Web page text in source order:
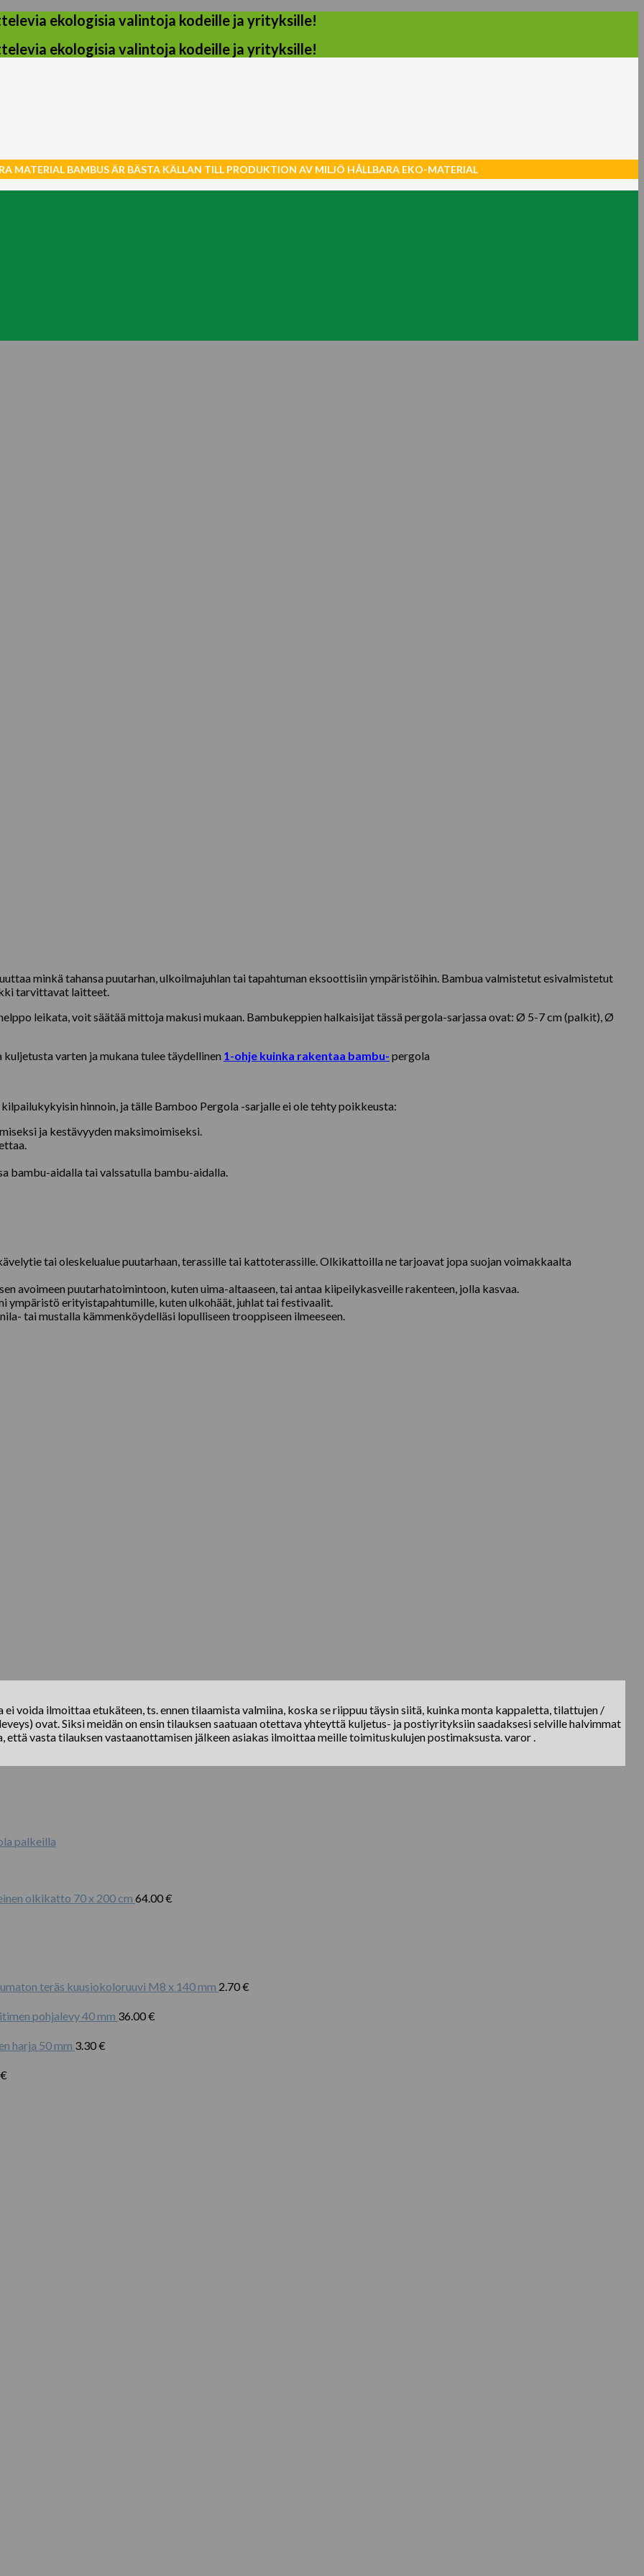
ekologisia valintoja kodeille ja yrityksille!
ekologisia valintoja kodeille ja yrityksille!
MATERIAL BAMBUS ÄR BÄSTA KÄLLAN TILL PRODUKTION AV MILJÖ HÅLLBARA EKO-MATERIAL
minkä tahansa puutarhan, ulkoilmajuhlan tai tapahtuman eksoottisiin ympäristöihin. Bambua valmistetut esivalmistetut
tarvittavat laitteet.
leikata, voit säätää mittoja makusi mukaan. Bambukeppien halkaisijat tässä pergola-sarjassa ovat: Ø 5-7 cm (palkit), Ø
varten ja mukana tulee täydellinen 1-ohje kuinka rakentaa bambu- pergola
hinnoin, ja tälle Bamboo Pergola -sarjalle ei ole tehty poikkeusta:
ja kestävyyden maksimoimiseksi.
bambu-aidalla tai valssatulla bambu-aidalla.
tai oleskelualue puutarhaan, terassille tai kattoterassille. Olkikattoilla ne tarjoavat jopa suojan voimakkaalta
avoimeen puutarhatoimintoon, kuten uima-altaaseen, tai antaa kiipeilykasveille rakenteen, jolla kasvaa.
ympäristö erityistapahtumille, kuten ulkohäät, juhlat tai festivaalit.
tai mustalla kämmenköydelläsi lopulliseen trooppiseen ilmeeseen.
voida ilmoittaa etukäteen, ts. ennen tilaamista valmiina, koska se riippuu täysin siitä, kuinka monta kappaletta, tilattujen /
ovat. Siksi meidän on ensin tilauksen saatuaan otettava yhteyttä kuljetus- ja postiyrityksiin saadaksesi selville halvimmat
vasta tilauksen vastaanottamisen jälkeen asiakas ilmoittaa meille toimituskulujen postimaksusta. varor .
palkeilla
olkikatto 70 x 200 cm 64.00€
teräs kuusiokoloruuvi M8 x 140 mm 2.70€
pohjalevy 40 mm 36.00€
harja 50 mm 3.30€
€